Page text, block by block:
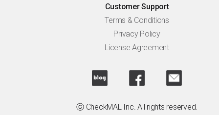
Customer Support
Terms & Conditions
Privacy Policy
License Agreement
ⓒ CheckMAL Inc. All rights reserved.